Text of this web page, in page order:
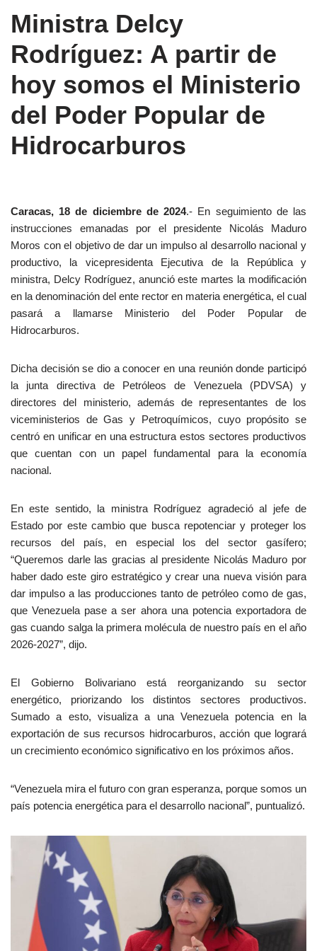
Ministra Delcy
Rodríguez: A partir de
hoy somos el Ministerio
del Poder Popular de
Hidrocarburos
Caracas, 18 de diciembre de 2024.- En seguimiento de las
instrucciones emanadas por el presidente Nicolás Maduro
Moros con el objetivo de dar un impulso al desarrollo nacional y
productivo, la vicepresidenta Ejecutiva de la República y
ministra, Delcy Rodríguez, anunció este martes la modificación
en la denominación del ente rector en materia energética, el cual
pasará a llamarse Ministerio del Poder Popular de
Hidrocarburos.
Dicha decisión se dio a conocer en una reunión donde participó
la junta directiva de Petróleos de Venezuela (PDVSA) y
directores del ministerio, además de representantes de los
viceministerios de Gas y Petroquímicos, cuyo propósito se
centró en unificar en una estructura estos sectores productivos
que cuentan con un papel fundamental para la economía
nacional.
En este sentido, la ministra Rodríguez agradeció al jefe de
Estado por este cambio que busca repotenciar y proteger los
recursos del país, en especial los del sector gasífero;
“Queremos darle las gracias al presidente Nicolás Maduro por
haber dado este giro estratégico y crear una nueva visión para
dar impulso a las producciones tanto de petróleo como de gas,
que Venezuela pase a ser ahora una potencia exportadora de
gas cuando salga la primera molécula de nuestro país en el año
2026-2027”, dijo.
El Gobierno Bolivariano está reorganizando su sector
energético, priorizando los distintos sectores productivos.
Sumado a esto, visualiza a una Venezuela potencia en la
exportación de sus recursos hidrocarburos, acción que logrará
un crecimiento económico significativo en los próximos años.
“Venezuela mira el futuro con gran esperanza, porque somos un
país potencia energética para el desarrollo nacional”, puntualizó.